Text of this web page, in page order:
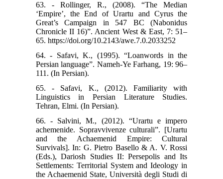
63. - Rollinger, R., (2008). “The Median
‘Empire’, the End of Urartu and Cyrus the
Great’s Campaign in 547 BC (Nabonidus
Chronicle II 16)”. Ancient West & East, 7: 51–
65. https://doi.org/10.2143/awe.7.0.2033252
64. - Safavi, K., (1995). “Loanwords in the
Persian language”. Nameh-Ye Farhang, 19: 96–
111. (In Persian).
65. - Safavi, K., (2012). Familiarity with
Linguistics in Persian Literature Studies.
Tehran, Elmi. (In Persian).
66. - Salvini, M., (2012). “Urartu e impero
achemenide. Sopravvivenze culturali”. [Urartu
and the Achaemenid Empire: Cultural
Survivals]. In: G. Pietro Basello & A. V. Rossi
(Eds.), Dariosh Studies II: Persepolis and Its
Settlements: Territorial System and Ideology in
the Achaemenid State, Università degli Studi di